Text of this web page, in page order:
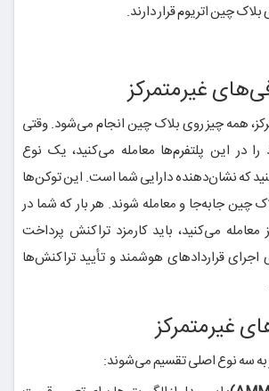
چین اتریوم قرار دارند.
غیرمتمرکز
همه چیز روی بلاک چین انجام می‌شود. وقتی
در این پلتفرم‌ها معامله می‌کنید، یک نوع
که نشان‌دهنده دارایی شما است. این توکن‌ها
چین جابه‌جا و معامله شوند. هر بار که شما در
می‌کنید، باید کارمزد تراکنش پرداخت
اجرای قراردادهای هوشمند و تأیید تراکنش‌ها
غیرمتمرکز
به سه نوع اصلی تقسیم می‌شوند: